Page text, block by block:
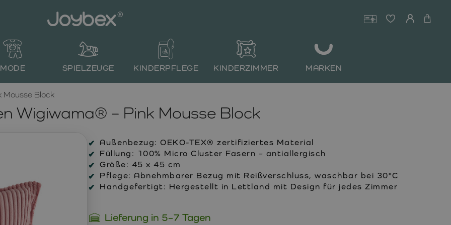
MODE SPIELZEUGE KINDERPFLEGE KINDERZIMMER MARKEN
Wigiwama® – Pink Mousse Block
Mousse Block
Außenbezug: OEKO-TEX® zertifiziertes Material
Füllung: 100% Micro Cluster Fasern – antiallergisch
Größe: 45 x 45 cm
Pflege: Abnehmbarer Bezug mit Reißverschluss, waschbar bei 30°C
Handgefertigt: Hergestellt in Lettland mit Design für jedes Zimmer
Lieferung in 5–7 Tagen